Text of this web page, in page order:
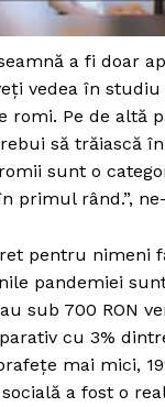
a fi doar
vedea în
romi. Pe de altă
să trăiască
sunt o
primul rând.”,
pentru
pandemiei
sub 700 RON
cu 3%
mai mici,
socială a fost o